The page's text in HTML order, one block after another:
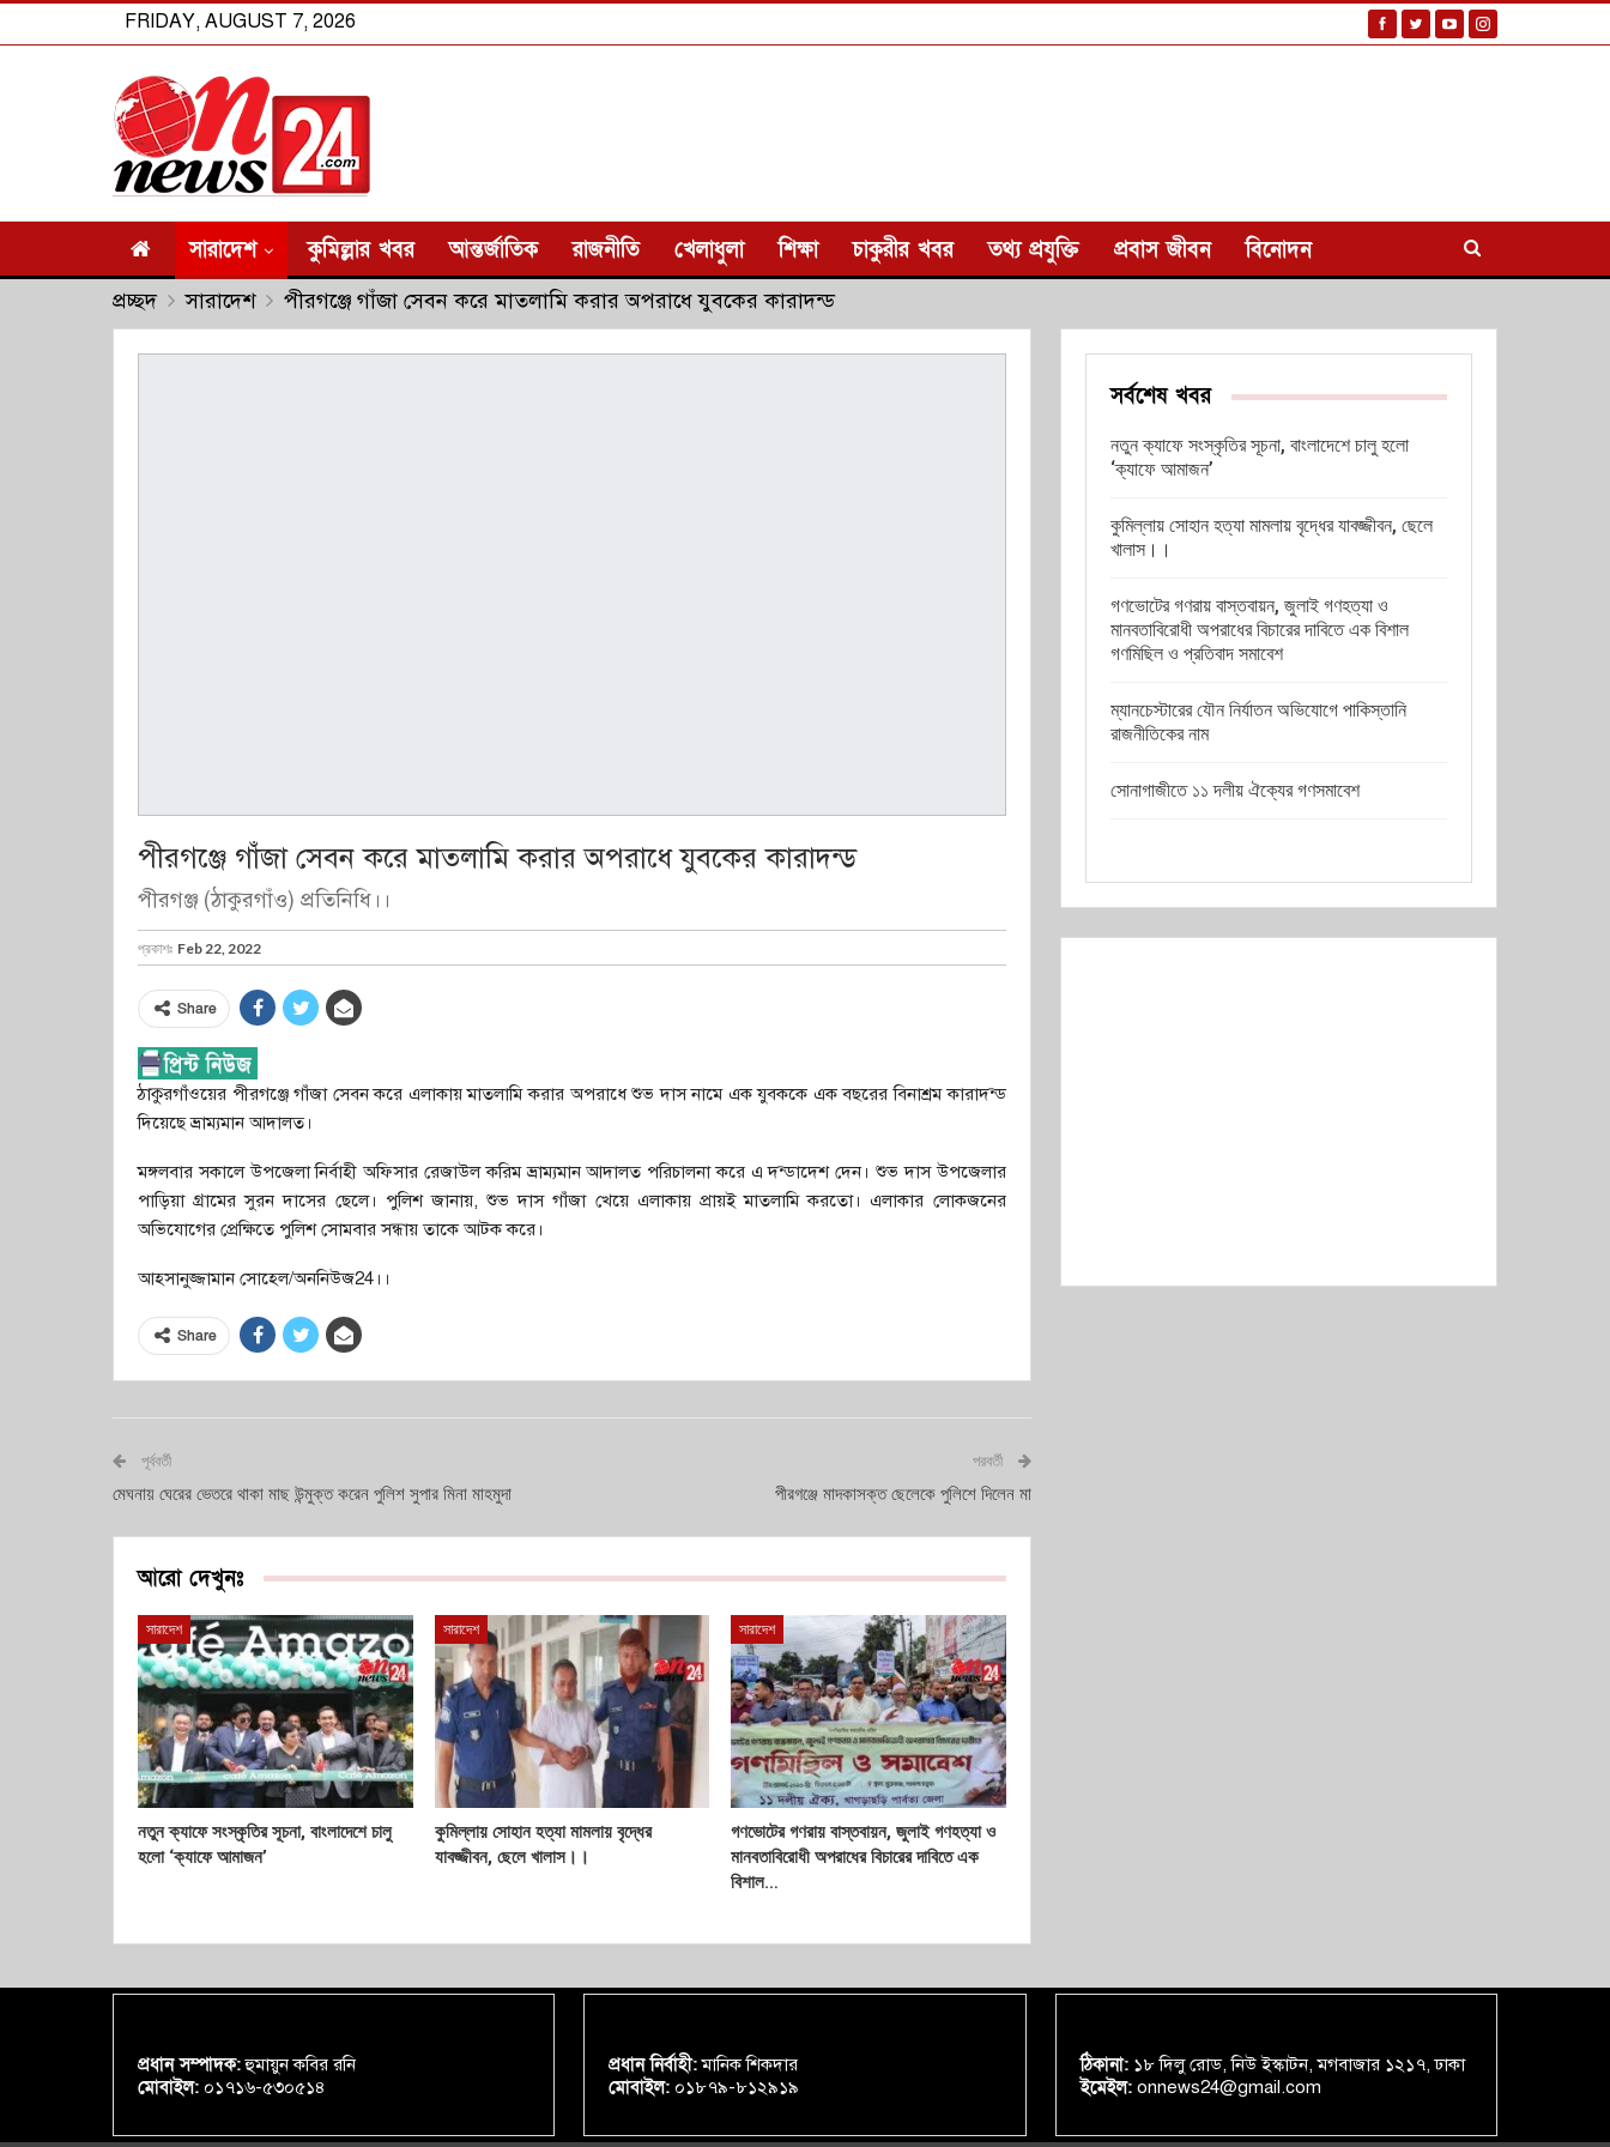
FRIDAY, AUGUST 7, 2026
সারাদেশ কুমিল্লার খবর আন্তর্জাতিক রাজনীতি খেলাধুলা শিক্ষা চাকুরীর খবর তথ্য প্রযুক্তি প্রবাস জীবন বিনোদন
প্রচ্ছদ সারাদেশ পীরগঞ্জে গাঁজা সেবন করে মাতলামি করার অপরাধে যুবকের কারাদন্ড
পীরগঞ্জে গাঁজা সেবন করে মাতলামি করার অপরাধে যুবকের কারাদন্ড
পীরগঞ্জ (ঠাকুরগাঁও) প্রতিনিধি।।
প্রকাশঃ Feb 22, 2022
Share
ঠাকুরগাঁওয়ের পীরগঞ্জে গাঁজা সেবন করে এলাকায় মাতলামি করার অপরাধে শুভ দাস নামে এক যুবককে এক বছরের বিনাশ্রম কারাদন্ড
দিয়েছে ভ্রাম্যমান আদালত।
মঙ্গলবার সকালে উপজেলা নির্বাহী অফিসার রেজাউল করিম ভ্রাম্যমান আদালত পরিচালনা করে এ দন্ডাদেশ দেন। শুভ দাস উপজেলার
পাড়িয়া গ্রামের সুরন দাসের ছেলে। পুলিশ জানায়, শুভ দাস গাঁজা খেয়ে এলাকায় প্রায়ই মাতলামি করতো। এলাকার লোকজনের
অভিযোগের প্রেক্ষিতে পুলিশ সোমবার সন্ধায় তাকে আটক করে।
আহসানুজ্জামান সোহেল/অননিউজ24।।
Share
পূর্ববর্তী
মেঘনায় ঘেরের ভেতরে থাকা মাছ উন্মুক্ত করেন পুলিশ সুপার মিনা মাহমুদা
পরবর্তী
পীরগঞ্জে মাদকাসক্ত ছেলেকে পুলিশে দিলেন মা
আরো দেখুনঃ
সারাদেশ
নতুন ক্যাফে সংস্কৃতির সূচনা, বাংলাদেশে চালু
হলো ‘ক্যাফে আমাজন’
সারাদেশ
কুমিল্লায় সোহান হত্যা মামলায় বৃদ্ধের
যাবজ্জীবন, ছেলে খালাস।।
সারাদেশ
গণভোটের গণরায় বাস্তবায়ন, জুলাই গণহত্যা ও
মানবতাবিরোধী অপরাধের বিচারের দাবিতে এক
বিশাল…
সর্বশেষ খবর
নতুন ক্যাফে সংস্কৃতির সূচনা, বাংলাদেশে চালু হলো
‘ক্যাফে আমাজন’
কুমিল্লায় সোহান হত্যা মামলায় বৃদ্ধের যাবজ্জীবন, ছেলে
খালাস।।
গণভোটের গণরায় বাস্তবায়ন, জুলাই গণহত্যা ও
মানবতাবিরোধী অপরাধের বিচারের দাবিতে এক বিশাল
গণমিছিল ও প্রতিবাদ সমাবেশ
ম্যানচেস্টারের যৌন নির্যাতন অভিযোগে পাকিস্তানি
রাজনীতিকের নাম
সোনাগাজীতে ১১ দলীয় ঐক্যের গণসমাবেশ
প্রধান সম্পাদক:হুমায়ুন কবির রনি
মোবাইল: ০১৭১৬-৫৩০৫১৪
প্রধান নির্বাহী:মানিক শিকদার
মোবাইল: ০১৮৭৯-৮১২৯১৯
ঠিকানা:১৮ দিলু রোড, নিউ ইস্কাটন, মগবাজার ১২১৭, ঢাকা
ইমেইল:onnews24@gmail.com